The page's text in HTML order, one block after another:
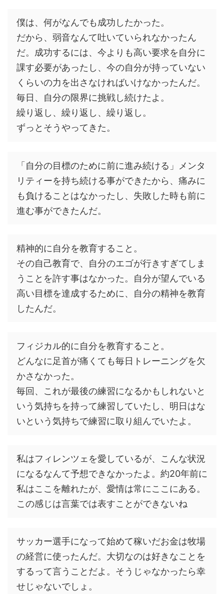
僕は、何がなんでも成功したかった。
だから、弱音なんて吐いていられなかったん
だ。成功するには、今よりも高い要求を自分に
課す必要があったし、今の自分が持っていない
くらいの力を出さなければいけなかったんだ。
毎日、自分の限界に挑戦し続けたよ。
繰り返し、繰り返し、繰り返し。
ずっとそうやってきた。
「自分の目標のために前に進み続ける」メンタ
リティーを持ち続ける事ができたから、痛みに
も負けることはなかったし、失敗した時も前に
進む事ができたんだ。
精神的に自分を教育すること。
その自己教育で、自分のエゴが行きすぎてしま
うことを許す事はなかった。自分が望んでいる
高い目標を達成するために、自分の精神を教育
したんだ。
フィジカル的に自分を教育すること。
どんなに足首が痛くても毎日トレーニングを欠
かさなかった。
毎回、これが最後の練習になるかもしれないと
いう気持ちを持って練習していたし、明日はな
いという気持ちで練習に取り組んでいたよ。
私はフィレンツェを愛しているが、こんな状況
になるなんて予想できなかったよ。約20年前に
私はここを離れたが、愛情は常にここにある。
この感じは言葉では表すことができないね
サッカー選手になって始めて稼いだお金は牧場
の経営に使ったんだ。大切なのは好きなことを
するって言うことだよ。そうじゃなかったら幸
せじゃないでしょ。